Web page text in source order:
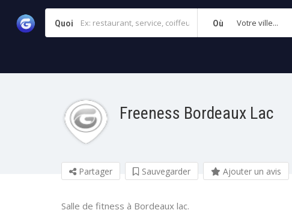
Quoi Où Votre ville...
Freeness Bordeaux Lac
Partager Sauvegarder Ajouter un avis
Salle de fitness à Bordeaux lac.